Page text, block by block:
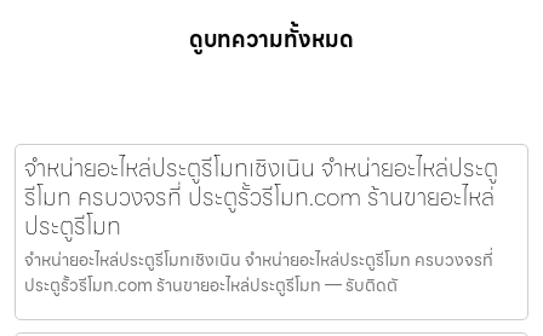
ดูบทความทั้งหมด
จำหน่ายอะไหล่ประตูรีโมทเชิงเนิน จำหน่ายอะไหล่ประตู
รีโมท ครบวงจรที่ ประตูรั้วรีโมท.com ร้านขายอะไหล่
ประตูรีโมท
จำหน่ายอะไหล่ประตูรีโมทเชิงเนิน จำหน่ายอะไหล่ประตูรีโมท ครบวงจรที่
ประตูรั้วรีโมท.com ร้านขายอะไหล่ประตูรีโมท — รับติดตั